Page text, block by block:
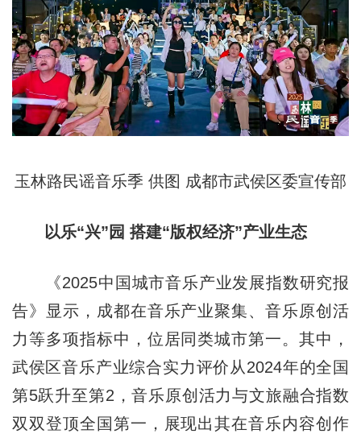
玉林路民谣音乐季 供图 成都市武侯区委宣传部
以乐“兴”园 搭建“版权经济”产业生态
《2025中国城市音乐产业发展指数研究报
告》显示，成都在音乐产业聚集、音乐原创活
力等多项指标中，位居同类城市第一。其中，
武侯区音乐产业综合实力评价从2024年的全国
第5跃升至第2，音乐原创活力与文旅融合指数
双双登顶全国第一，展现出其在音乐内容创作